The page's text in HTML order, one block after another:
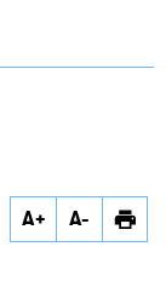
A+ A-